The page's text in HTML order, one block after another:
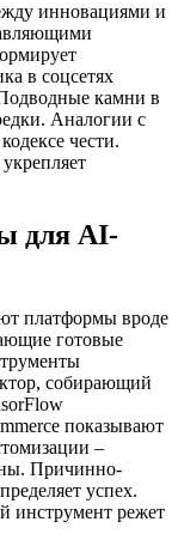
инновациями и
в соцсетях
камни в
Аналогии с
чести.
для AI-
платформы вроде
готовые
собирающий
показывают
–
Причинно-
успех.
инструмент режет